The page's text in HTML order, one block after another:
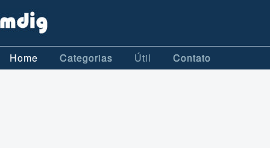
Home Categorias Útil Contato